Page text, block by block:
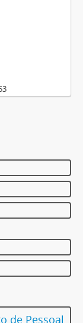
de Pessoal